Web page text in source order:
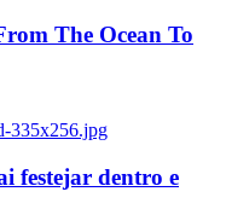
The Ocean To
335x256.jpg
festejar dentro e